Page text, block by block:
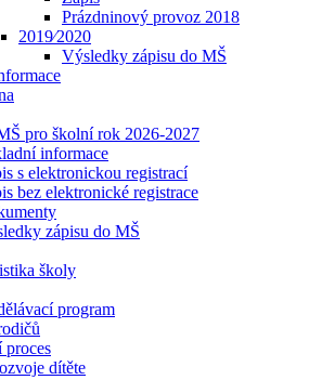
Prázdninový provoz 2018
2019⁄2020
Výsledky zápisu do MŠ
pro školní rok 2026-2027
informace
s elektronickou registrací
bez elektronické registrace
zápisu do MŠ
školy
program
proces
dítěte